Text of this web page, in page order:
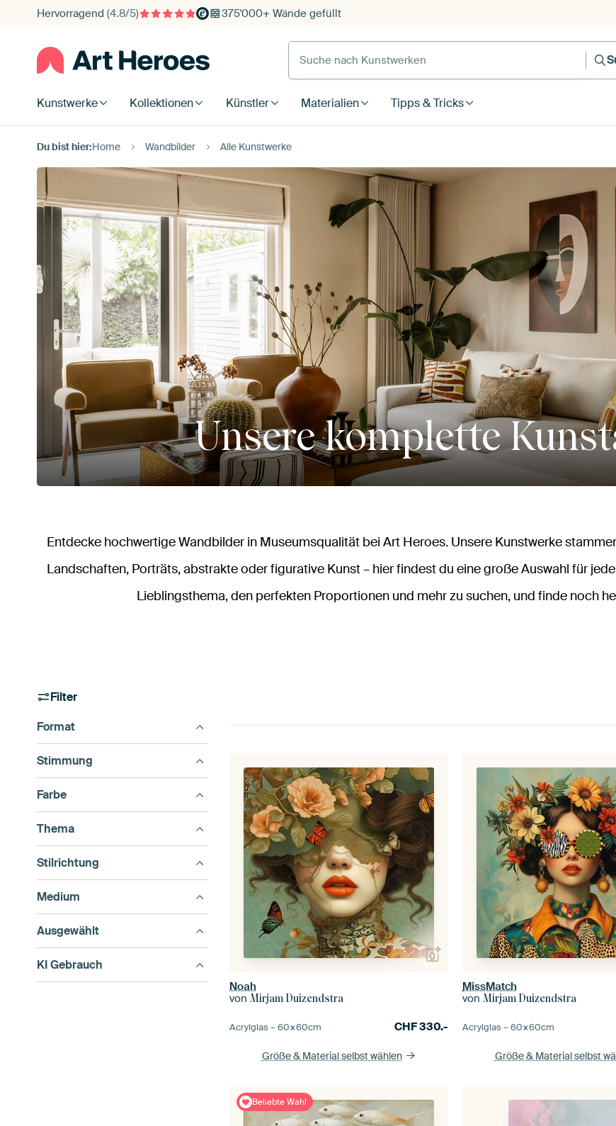
Hervorragend (4.8/5) 375'000+ Wände gefüllt
Suche nach Kunstwerken
Kunstwerke Kollektionen Künstler Materialien Tipps & Tricks
Du bist hier:Home Wandbilder Alle Kunstwerke
Unsere komplette
Entdecke hochwertige Wandbilder in Museumsqualität bei Art Heroes. Unsere Kunstwerke
Landschaften, Porträts, abstrakte oder figurative Kunst – hier findest du eine große Auswahl für
Lieblingsthema, den perfekten Proportionen und mehr zu suchen, und finde noch
Filter
Format
Stimmung
Farbe
Thema
Stilrichtung
Medium
Ausgewählt
KI Gebrauch
Noah
vonMirjam Duizendstra
Acrylglas –60×60cm CHF330.-
Größe & Material selbst wählen
MissMatch
vonMirjam Duizendstra
Acrylglas –60×60cm
Größe & Material selbst
Beliebte Wahl